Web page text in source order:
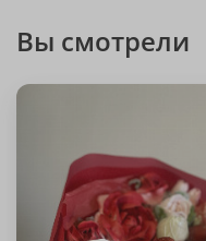
Вы смотрели